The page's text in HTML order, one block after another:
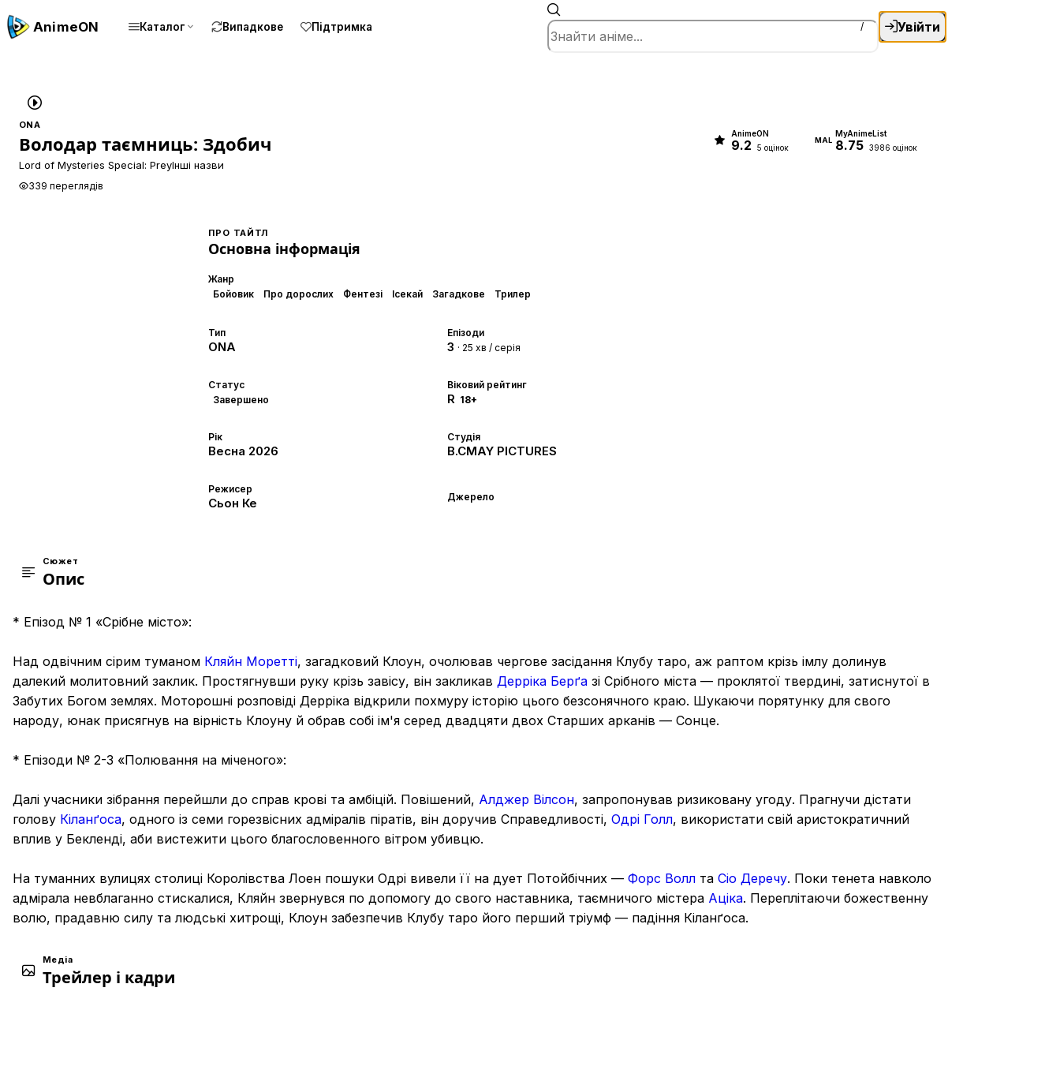
AnimeON Каталог Випадкове Підтримка / Увійти
ONA
Володар таємниць: Здобич
Lord of Mysteries Special: PreyІнші назви
339 переглядів
AnimeON
9.2 5 оцінок
MAL
MyAnimeList
8.75 3986 оцінок
ПРО ТАЙТЛ
Основна інформація
Жанр
Бойовик
Про дорослих Фентезі Ісекай Загадкове Трилер
Тип
ONA
Епізоди
3 · 25 хв / серія
Статус
Завершено
Віковий рейтинг
R 18+
Рік
Весна 2026
Студія
B.CMAY PICTURES
Режисер
Сьон Ке Джерело
Сюжет
Опис
* Епізод № 1 «Срібне місто»:
Над одвічним сірим туманом Кляйн Моретті, загадковий Клоун, очолював чергове засідання Клубу таро, аж раптом крізь імлу долинув
далекий молитовний заклик. Простягнувши руку крізь завісу, він закликав Дерріка Берґа зі Срібного міста — проклятої твердині, затиснутої в
Забутих Богом землях. Моторошні розповіді Дерріка відкрили похмуру історію цього безсонячного краю. Шукаючи порятунку для свого
народу, юнак присягнув на вірність Клоуну й обрав собі ім'я серед двадцяти двох Старших арканів — Сонце.
* Епізоди № 2-3 «Полювання на міченого»:
Далі учасники зібрання перейшли до справ крові та амбіцій. Повішений, Алджер Вілсон, запропонував ризиковану угоду. Прагнучи дістати
голову Кіланґоса, одного із семи горезвісних адміралів піратів, він доручив Справедливості, Одрі Голл, використати свій аристократичний
вплив у Бекленді, аби вистежити цього благословенного вітром убивцю.
На туманних вулицях столиці Королівства Лоен пошуки Одрі вивели її на дует Потойбічних — Форс Волл та Сіо Деречу. Поки тенета навколо
адмірала невблаганно стискалися, Кляйн звернувся по допомогу до свого наставника, таємничого містера Аціка. Переплітаючи божественну
волю, прадавню силу та людські хитрощі, Клоун забезпечив Клубу таро його перший тріумф — падіння Кіланґоса.
Медіа
Трейлер і кадри